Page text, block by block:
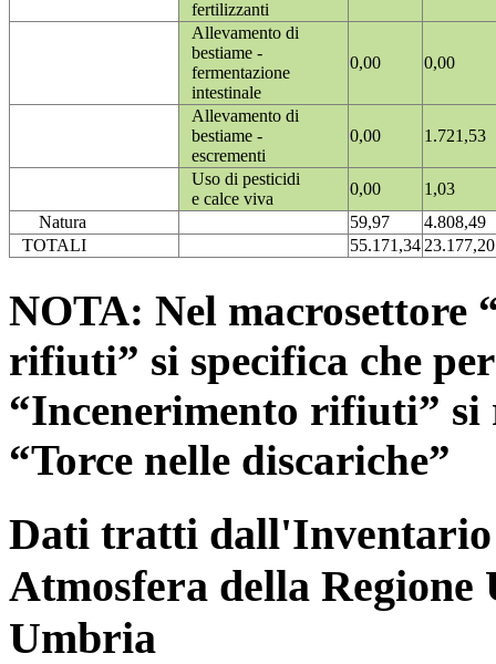
fertilizzanti
Allevamento di
bestiame -
fermentazione
intestinale
0,00 0,00
Allevamento di
bestiame -
escrementi
0,00 1.721,53
Uso di pesticidi
e calce viva
0,00
1,03
Natura
59,97
4.808,49
TOTALI
55.171,3423.177,20
NOTA: Nel macrosettore
rifiuti” si specifica che
“Incenerimento rifiuti”
“Torce nelle discariche”
Dati tratti dall'Inventario
Atmosfera della
Umbria